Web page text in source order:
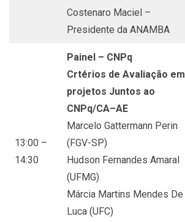
Costenaro Maciel –
Presidente da ANAMBA
13:00 –
14:30
Painel – CNPq
Crtérios de Avaliação em
projetos Juntos ao
CNPq/CA–AE
Marcelo Gattermann Perin
(FGV-SP)
Hudson Fernandes Amaral
(UFMG)
Márcia Martins Mendes De
Luca (UFC)